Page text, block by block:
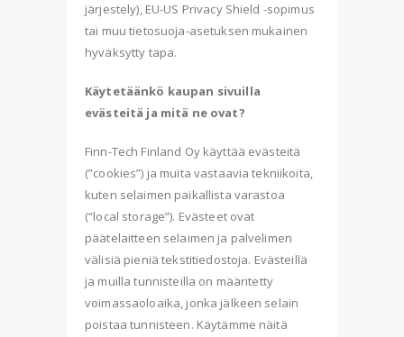
järjestely), EU-US Privacy Shield -sopimus
tai muu tietosuoja-asetuksen mukainen
hyväksytty tapa.
Käytetäänkö kaupan sivuilla
evästeitä ja mitä ne ovat?
Finn-Tech Finland Oy käyttää evästeitä
(”cookies”) ja muita vastaavia tekniikoita,
kuten selaimen paikallista varastoa
(“local storage”). Evästeet ovat
päätelaitteen selaimen ja palvelimen
välisiä pieniä tekstitiedostoja. Evästeillä
ja muilla tunnisteilla on määritetty
voimassaoloaika, jonka jälkeen selain
poistaa tunnisteen. Käytämme näitä